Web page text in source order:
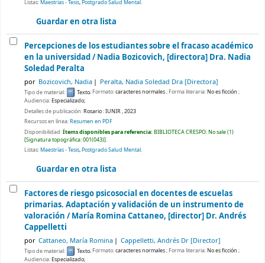
Listas:Maestrías - Tesis,Postgrado Salud Mental.
Guardar en otra lista
Percepciones de los estudiantes sobre el fracaso académico
en la universidad /Nadia Bozicovich, [directora] Dra. Nadia
Soledad Peralta
por Bozicovich, Nadia Peralta, Nadia Soledad Dra [Directora]
Tipo de material: Texto; Formato:caracteres normales; Forma literaria:No es ficción ;
Audiencia:Especializado;
Detalles de publicación:Rosario :IUNIR ,2023
Recursos en línea:Resumen en PDF
Disponibilidad:Ítems disponibles para referencia: BIBLIOTECA CRESPO: No sale(1)
Signatura topográfica:001(043) .
Listas:Maestrías - Tesis,Postgrado Salud Mental.
Guardar en otra lista
Factores de riesgo psicosocial en docentes de escuelas
primarias. Adaptación y validación de un instrumento de
valoración /María Romina Cattaneo, [director] Dr. Andrés
Cappelletti
por Cattaneo, María Romina Cappelletti, Andrés Dr [Director]
Tipo de material: Texto; Formato:caracteres normales; Forma literaria:No es ficción ;
Audiencia:Especializado;